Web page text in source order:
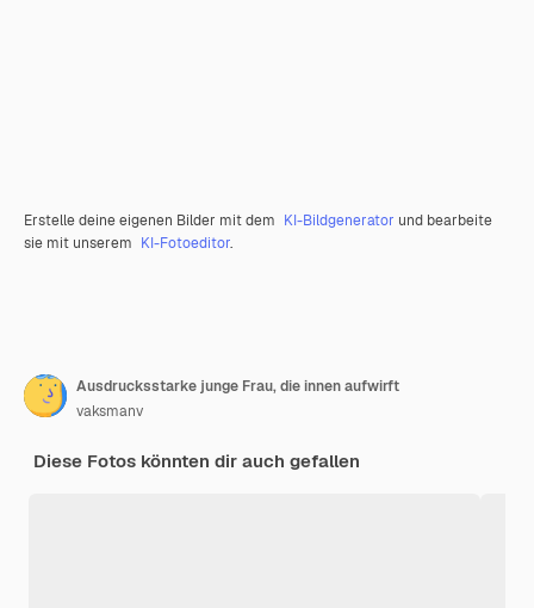
Erstelle deine eigenen Bilder mit dem KI-Bildgenerator und bearbeite
sie mit unserem KI-Fotoeditor.
Ausdrucksstarke junge Frau, die innen aufwirft
vaksmanv
Diese Fotos könnten dir auch gefallen